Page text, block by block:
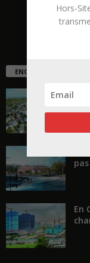
ENCORE PLUS
«
En
Hors-